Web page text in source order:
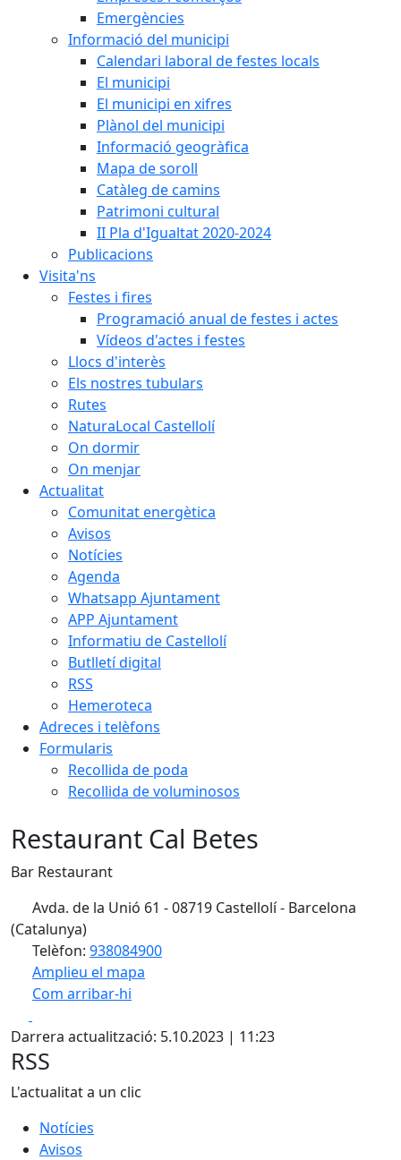
Emergències
Informació del municipi
Calendari laboral de festes locals
El municipi
El municipi en xifres
Plànol del municipi
Informació geogràfica
Mapa de soroll
Catàleg de camins
Patrimoni cultural
II Pla d'Igualtat 2020-2024
Publicacions
Visita'ns
Festes i fires
Programació anual de festes i actes
Vídeos d'actes i festes
Llocs d'interès
Els nostres tubulars
Rutes
NaturaLocal Castellolí
On dormir
On menjar
Actualitat
Comunitat energètica
Avisos
Notícies
Agenda
Whatsapp Ajuntament
APP Ajuntament
Informatiu de Castellolí
Butlletí digital
RSS
Hemeroteca
Adreces i telèfons
Formularis
Recollida de poda
Recollida de voluminosos
Restaurant Cal Betes
Bar Restaurant
Avda. de la Unió 61 - 08719 Castellolí - Barcelona
(Catalunya)
Telèfon: 938084900
Amplieu el mapa
Com arribar-hi
+
−
Darrera actualització: 5.10.2023 | 11:23
RSS
L'actualitat a un clic
Notícies
Avisos